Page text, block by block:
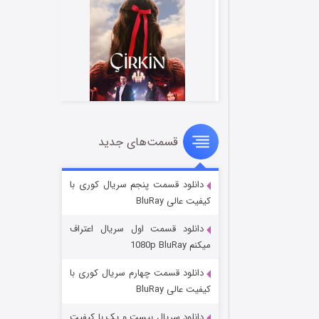
سریال زشت
قسمت2 (زیرنویس) منتشر شد
قسمت‌های جدید
دانلود قسمت پنجم سریال کوری با
کیفیت عالی BluRay
دانلود قسمت اول سریال اعتراف
میکنم 1080p BluRay
دانلود قسمت چهارم سریال کوری با
کیفیت عالی BluRay